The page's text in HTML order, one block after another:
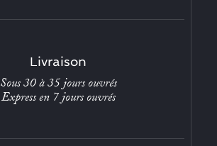
Livraison
Sous 30 à 35 jours ouvrés
Express en 7 jours ouvrés